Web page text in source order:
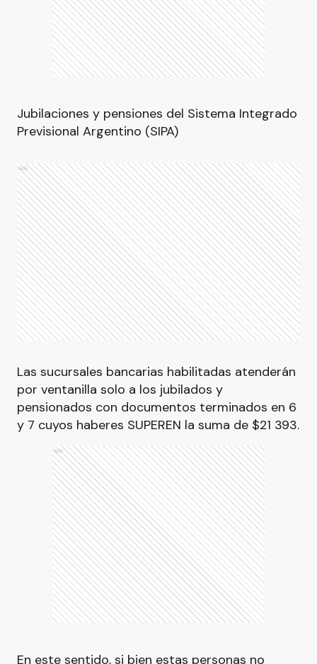
Jubilaciones y pensiones del Sistema Integrado
Previsional Argentino (SIPA)
Ads
Las sucursales bancarias habilitadas atenderán
por ventanilla solo a los jubilados y
pensionados con documentos terminados en 6
y 7 cuyos haberes SUPEREN la suma de $21 393.
Ads
En este sentido, si bien estas personas no